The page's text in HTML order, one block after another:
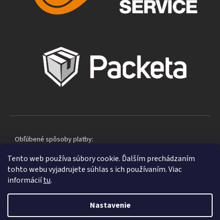
Tento web používa súbory cookie. Ďalším prechádzaním
tohto webu vyjadrujete súhlas s ich používaním. Viac
informáciítu.
Nastavenie
Obľúbené spôsoby platby:
Shoptet |mime digital